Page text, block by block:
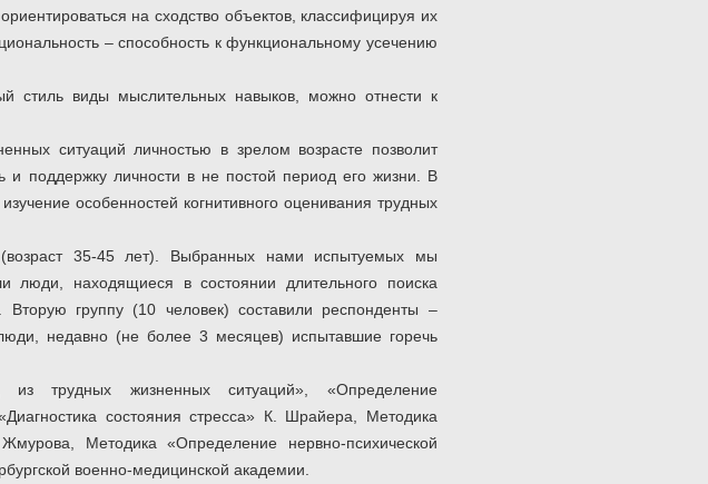
на сходство объектов, классифицируя их
– способность к функциональному усечению
стиль виды мыслительных навыков, можно отнести к
ситуаций личностью в зрелом возрасте позволит
поддержку личности в не постой период его жизни. В
особенностей когнитивного оценивания трудных
35-45 лет). Выбранных нами испытуемых мы
находящиеся в состоянии длительного поиска
группу (10 человек) составили респонденты –
недавно (не более 3 месяцев) испытавшие горечь
трудных жизненных ситуаций», «Определение
состояния стресса» К. Шрайера, Методика
Методика «Определение нервно-психической
военно-медицинской академии.